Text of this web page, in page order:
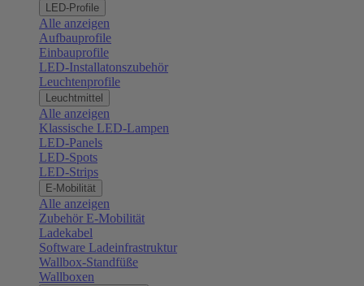
LED-Profile
Alle anzeigen
Aufbauprofile
Einbauprofile
LED-Installatonszubehör
Leuchtenprofile
Leuchtmittel
Alle anzeigen
Klassische LED-Lampen
LED-Panels
LED-Spots
LED-Strips
E-Mobilität
Alle anzeigen
Zubehör E-Mobilität
Ladekabel
Software Ladeinfrastruktur
Wallbox-Standfüße
Wallboxen